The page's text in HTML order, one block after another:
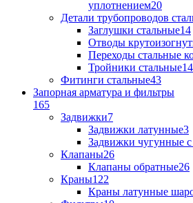
уплотнением20
Детали трубопроводов
Заглушки стальные14
Отводы
Переходы стальные
Тройники стальные14
Фитинги стальные43
Запорная арматура и фильтры
165
Задвижки7
Задвижки латунные3
Задвижки чугунные
Клапаны26
Клапаны обратные26
Краны122
Краны латунные